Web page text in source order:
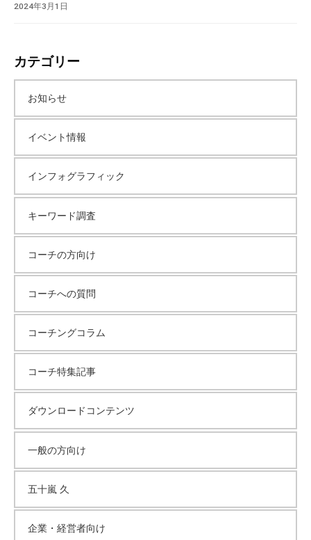
2024年3月1日
カテゴリー
お知らせ
イベント情報
インフォグラフィック
キーワード調査
コーチの方向け
コーチへの質問
コーチングコラム
コーチ特集記事
ダウンロードコンテンツ
一般の方向け
五十嵐 久
企業・経営者向け